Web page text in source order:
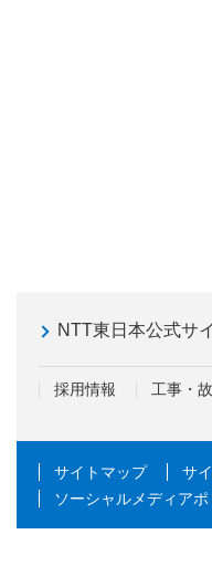
NTT東日本公式サ
採用情報 工事・
サイトマップ サ
ソーシャルメディアポ